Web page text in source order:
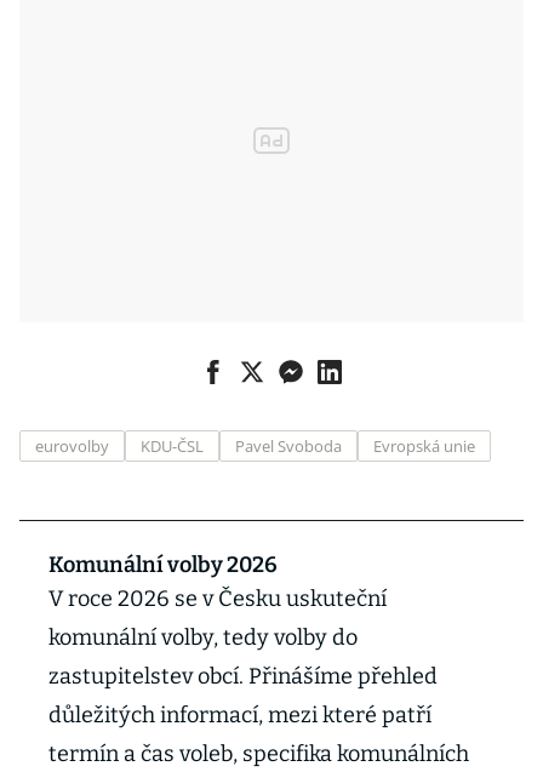
eurovolby KDU-ČSL Pavel Svoboda Evropská unie
Komunální volby 2026
V roce 2026 se v Česku uskuteční
komunální volby, tedy volby do
zastupitelstev obcí. Přinášíme přehled
důležitých informací, mezi které patří
termín a čas voleb, specifika komunálních